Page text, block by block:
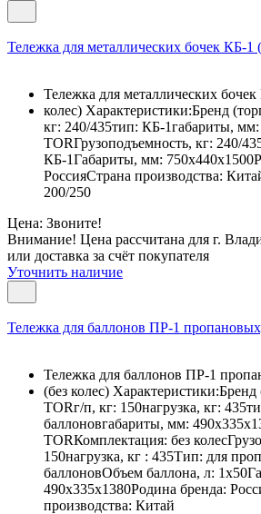
Тележка для металлических бочек КБ-1
Тележка для металлических
колес) Характеристики:Бренд
кг: 240/435тип: КБ-1габариты,
TORГрузоподъемность, кг: 240/
КБ-1Габариты, мм:
РоссияСтрана производства:
200/250
Цена: Звоните!
Внимание! Цена рассчитана для г.
или доставка за счёт покупателя
Уточнить наличие
Тележка для баллонов ПР-1
Тележка для баллонов ПР-1
(без колес) Характеристики:Бренд
TORг/п, кг: 150нагрузка, кг:
баллоновгабариты, мм:
TORКомплектация: без
150нагрузка, кг : 435Тип: для
баллоновОбъем баллона, л:
490х335х1380Родина бренда:
производства: Китай